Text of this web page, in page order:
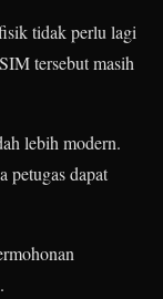
tidak perlu lagi
tersebut masih
lebih modern.
petugas dapat